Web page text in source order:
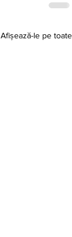
Afișează-le pe toate